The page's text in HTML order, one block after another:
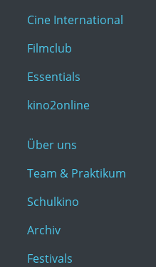
Cine International
Filmclub
Essentials
kino2online
Über uns
Team & Praktikum
Schulkino
Archiv
Festivals